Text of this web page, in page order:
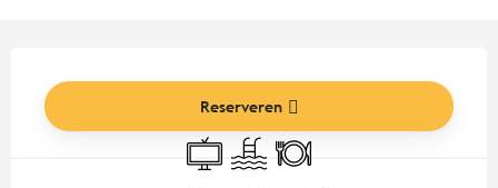
Reserveren
TelevisieZwembadRestaurant